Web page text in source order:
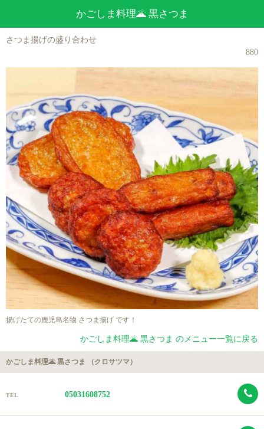
かごしま料理🌋 黒さつま
さつま揚げの盛り合わせ
880
揚げたての鹿児島名物 さつま揚げ です！
かごしま料理🌋 黒さつま のメニュー一覧に戻る
かごしま料理🌋 黒さつま （クロサツマ）
TEL 05031608752